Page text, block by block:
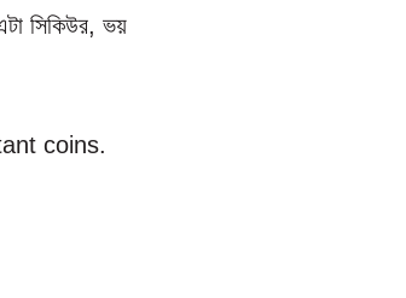
সিকিউর, ভয়
coins.